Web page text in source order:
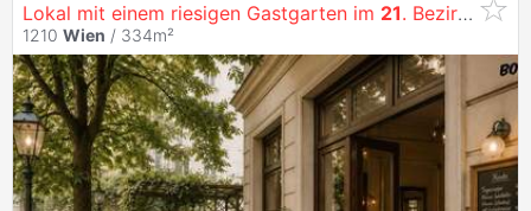
Lokal mit einem riesigen Gastgarten im 21. Bezirk
1210 Wien / 334m²